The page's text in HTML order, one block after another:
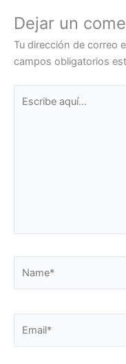
Dejar un
Tu dirección de correo
campos obligatorios
aquí...